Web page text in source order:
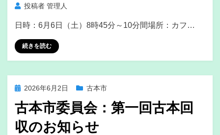
投稿者 管理人
日時：6月6日（土）8時45分～10分間場所：カフ…
続きを読む
投
日:
2026年6月2日 古本市
古本市委員会：第一回古本回
収のお知らせ